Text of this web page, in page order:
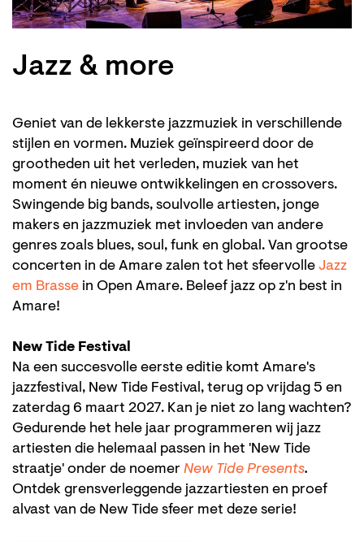
Jazz & more
Geniet van de lekkerste jazzmuziek in verschillende
stijlen en vormen. Muziek geïnspireerd door de
grootheden uit het verleden, muziek van het
moment én nieuwe ontwikkelingen en crossovers.
Swingende big bands, soulvolle artiesten, jonge
makers en jazzmuziek met invloeden van andere
genres zoals blues, soul, funk en global. Van grootse
concerten in de Amare zalen tot het sfeervolle Jazz
em Brasse in Open Amare. Beleef jazz op z'n best in
Amare!
New Tide Festival
Na een succesvolle eerste editie komt Amare's
jazzfestival, New Tide Festival, terug op vrijdag 5 en
zaterdag 6 maart 2027. Kan je niet zo lang wachten?
Gedurende het hele jaar programmeren wij jazz
artiesten die helemaal passen in het 'New Tide
straatje' onder de noemer New Tide Presents.
Ontdek grensverleggende jazzartiesten en proef
alvast van de New Tide sfeer met deze serie!